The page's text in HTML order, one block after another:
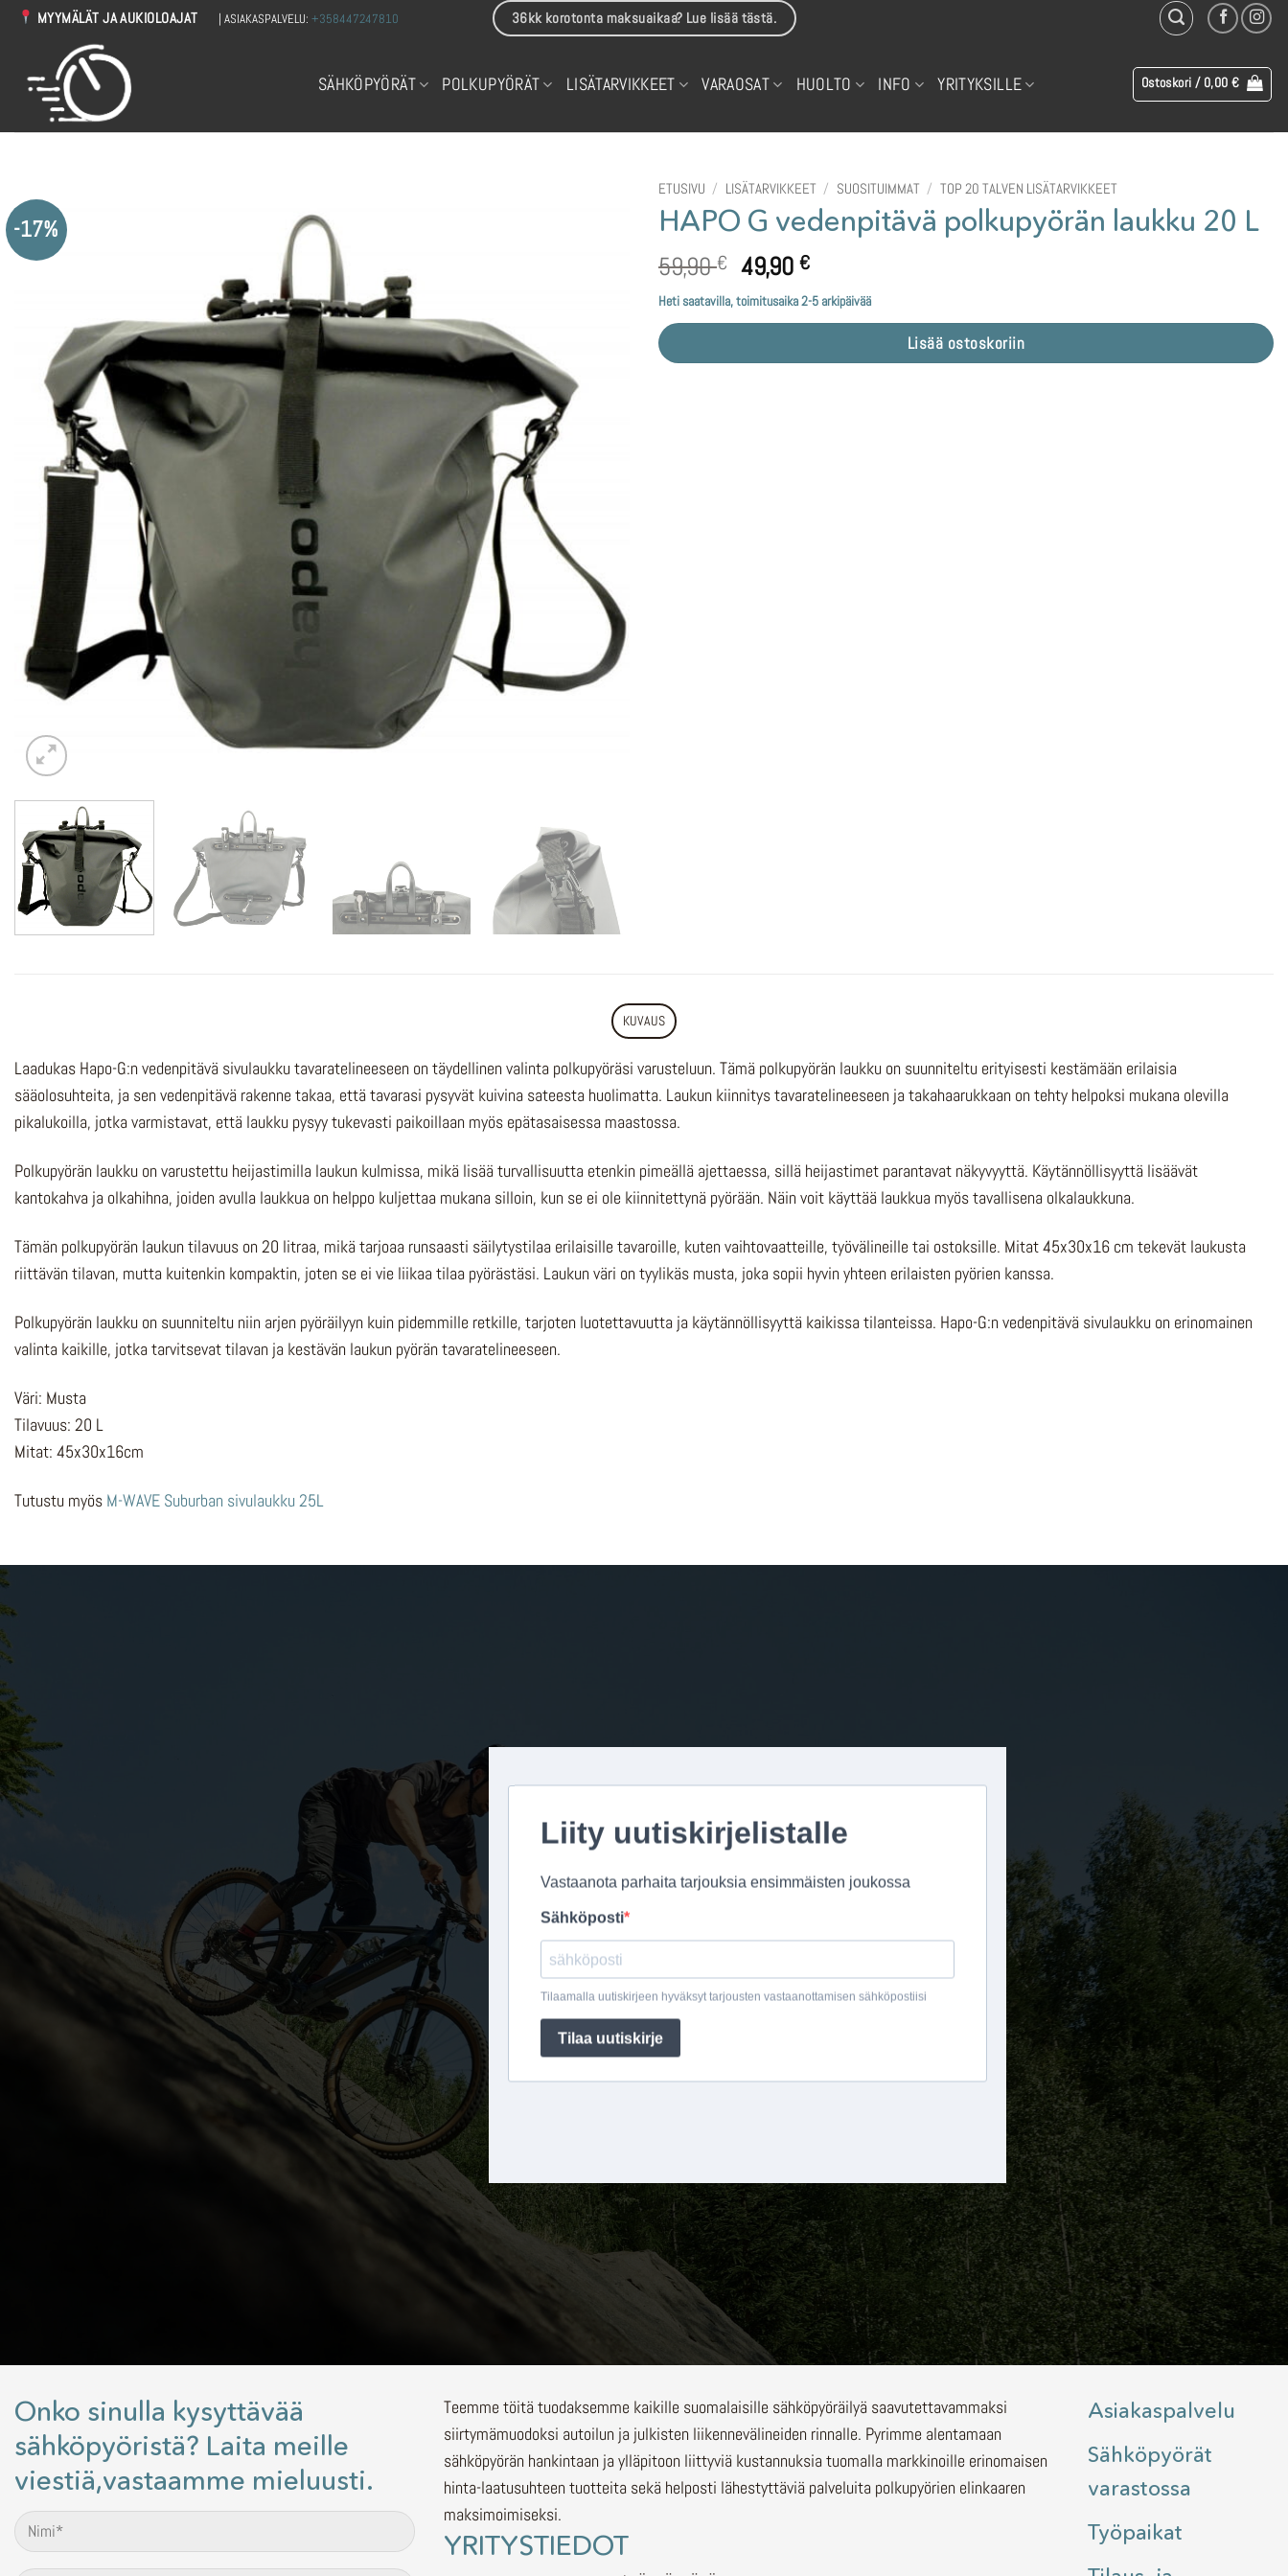
Skip
MYYMÄLÄT JA AUKIOLOAJAT | ASIAKASPALVELU:+358447247810 36kk korotonta maksuaikaa? Lue lisää tästä.
SÄHKÖPYÖRÄT POLKUPYÖRÄT LISÄTARVIKKEET VARAOSAT HUOLTO INFO YRITYKSILLE Ostoskori / 0,00 €
-17%
ETUSIVU / LISÄTARVIKKEET / SUOSITUIMMAT / TOP 20 TALVEN LISÄTARVIKKEET
HAPO G vedenpitävä polkupyörän laukku 20 L
59,90€ Alkuperäinen
hinta
oli:
49,90 €Nykyinen
hinta
on:
Heti saatavilla, toimitusaika 2-5 arkipäivää
Lisää ostoskoriin
KUVAUS
Laadukas Hapo-G:n vedenpitävä sivulaukku tavaratelineeseen on täydellinen valinta polkupyöräsi varusteluun. Tämä polkupyörän laukku on suunniteltu erityisesti kestämään erilaisia
sääolosuhteita, ja sen vedenpitävä rakenne takaa, että tavarasi pysyvät kuivina sateesta huolimatta. Laukun kiinnitys tavaratelineeseen ja takahaarukkaan on tehty helpoksi mukana olevilla
pikalukoilla, jotka varmistavat, että laukku pysyy tukevasti paikoillaan myös epätasaisessa maastossa.
Polkupyörän laukku on varustettu heijastimilla laukun kulmissa, mikä lisää turvallisuutta etenkin pimeällä ajettaessa, sillä heijastimet parantavat näkyvyyttä. Käytännöllisyyttä lisäävät
kantokahva ja olkahihna, joiden avulla laukkua on helppo kuljettaa mukana silloin, kun se ei ole kiinnitettynä pyörään. Näin voit käyttää laukkua myös tavallisena olkalaukkuna.
Tämän polkupyörän laukun tilavuus on 20 litraa, mikä tarjoaa runsaasti säilytystilaa erilaisille tavaroille, kuten vaihtovaatteille, työvälineille tai ostoksille. Mitat 45x30x16 cm tekevät laukusta
riittävän tilavan, mutta kuitenkin kompaktin, joten se ei vie liikaa tilaa pyörästäsi. Laukun väri on tyylikäs musta, joka sopii hyvin yhteen erilaisten pyörien kanssa.
Polkupyörän laukku on suunniteltu niin arjen pyöräilyyn kuin pidemmille retkille, tarjoten luotettavuutta ja käytännöllisyyttä kaikissa tilanteissa. Hapo-G:n vedenpitävä sivulaukku on erinomainen
valinta kaikille, jotka tarvitsevat tilavan ja kestävän laukun pyörän tavaratelineeseen.
Väri: Musta
Tilavuus: 20 L
Mitat: 45x30x16cm
Tutustu myös M-WAVE Suburban sivulaukku 25L
Onko sinulla kysyttävää
sähköpyöristä? Laita meille
viestiä,vastaamme mieluusti.
Teemme töitä tuodaksemme kaikille suomalaisille sähköpyöräilyä saavutettavammaksi
siirtymämuodoksi autoilun ja julkisten liikennevälineiden rinnalle. Pyrimme alentamaan
sähköpyörän hankintaan ja ylläpitoon liittyviä kustannuksia tuomalla markkinoille erinomaisen
hinta-laatusuhteen tuotteita sekä helposti lähestyttäviä palveluita polkupyörien elinkaaren
maksimoimiseksi.
YRITYSTIEDOT
Asiakaspalvelu
Sähköpyörät
varastossa
Työpaikat